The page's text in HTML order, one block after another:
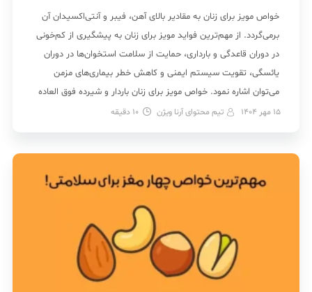
خواص مویز برای زنان به مقادیر بالای آهن، فیبر و آنتی‌اکسیدان آن
برمی‌گردد. از مهم‌ترین فواید مویز برای زنان به پیشگیری از کم‌خونی
در دوران قاعدگی و بارداری، حمایت از سلامت استخوان‌ها در دوران
یائسگی، تقویت سیستم ایمنی و کاهش خطر بیماری‌های مزمن
می‌توان اشاره نمود. خواص مویز برای زنان باردار و شیرده فوق العاده
[…]
15 مهر 1404 تیم محتوای آرنا ویژن 10 دقیقه